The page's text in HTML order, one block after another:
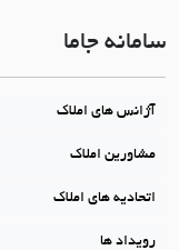
سامانه جاما
آژانس های املاک
مشاورین املاک
اتحادیه های املاک
رویداد ها